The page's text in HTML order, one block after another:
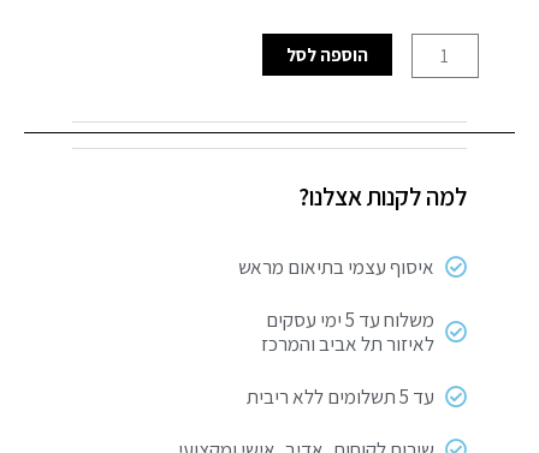
של
ספה
לפרקט
הוספה לסל
למה לקנות אצלנו?
איסוף עצמי בתיאום מראש
משלוח עד 5 ימי עסקים
לאיזור תל אביב והמרכז
עד 5 תשלומים ללא ריבית